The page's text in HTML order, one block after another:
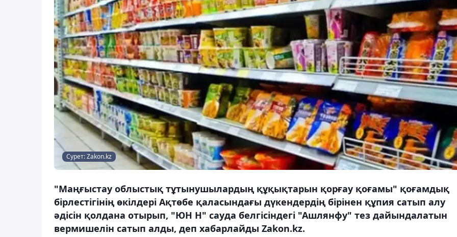
Сурет: Zakon.kz
"Маңғыстау облыстық тұтынушылардың құқықтарын қорғау қоғамы" қоғамдық
бірлестігінің өкілдері Ақтөбе қаласындағы дүкендердің бірінен құпия сатып алу
әдісін қолдана отырып, "ЮН Н" сауда белгісіндегі "Ашлянфу" тез дайындалатын
вермишелін сатып алды, деп хабарлайды Zakon.kz.